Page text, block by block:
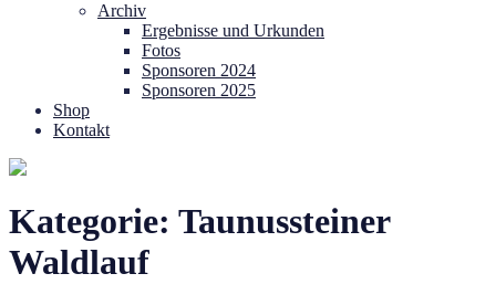
Archiv
Ergebnisse und Urkunden
Fotos
Sponsoren 2024
Sponsoren 2025
Shop
Kontakt
Kategorie: Taunussteiner
Waldlauf